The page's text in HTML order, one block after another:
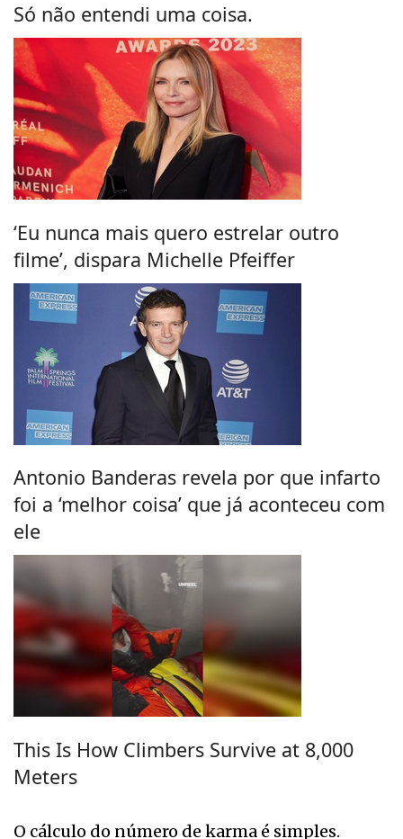
Só não entendi uma coisa.
‘Eu nunca mais quero estrelar outro
filme’, dispara Michelle Pfeiffer
Antonio Banderas revela por que infarto
foi a ‘melhor coisa’ que já aconteceu com
ele
This Is How Climbers Survive at 8,000
Meters
O cálculo do número de karma é simples.